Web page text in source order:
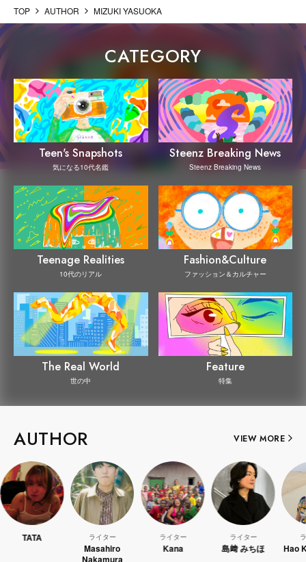
TOP AUTHOR MIZUKI YASUOKA
CATEGORY
Teen's Snapshots
気になる10代名鑑
Steenz Breaking News
Steenz Breaking News
Teenage Realities
10代のリアル
Fashion&Culture
ファッション＆カルチャー
The Real World
世の中
Feature
特集
AUTHOR VIEW MORE
ライター
Kana
ライター
島﨑 みちほ
ライター
Hao Kanayama